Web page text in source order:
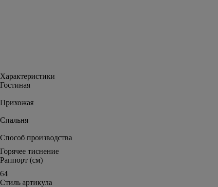
Характеристики
Гостиная
Прихожая
Спальня
Способ производства
Горячее тиснение
Раппорт (см)
64
Стиль артикула